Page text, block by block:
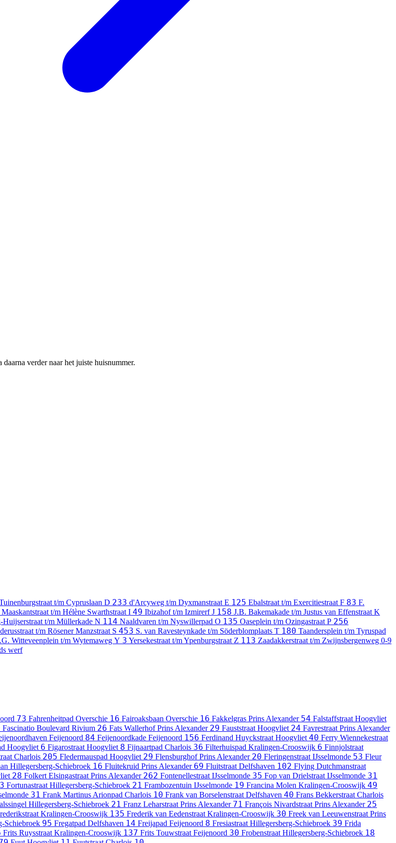
verder naar het juiste huisnummer.
t/m Cypruslaan D 233 d'Arcyweg t/m Dyxmanstraat E 125 Ebalstraat t/m Exercitiestraat F 83 F.
t/m Hélène Swarthstraat I 49 Ibizahof t/m IzmirerfJ 158 J.B. Bakemakade t/m Justus van Effenstraat K
t/m Müllerkade N 114 Naaldvaren t/m Nyswillerpad O 135 Oaseplein t/m Ozingastraat P 256
t/m Rösener Manzstraat S 453 S. van Ravesteynkade t/m Söderblomplaats T 180 Taandersplein t/m Tyruspad
Witteveenplein t/m Wytemaweg Y 3 Yersekestraat t/m Ypenburgstraat Z 113 Zaadakkerstraat t/m Zwijnsbergenweg 0-9
werf
73 Fahrenheitpad Overschie 16 Fairoaksbaan Overschie 16 Fakkelgras Prins Alexander 54 Falstaffstraat Hoogvliet
Fascinatio Boulevard Rivium 26 Fats Wallerhof Prins Alexander 29 Fauststraat Hoogvliet 24 Favrestraat Prins Alexander
Feijenoord 84 Feijenoordkade Feijenoord 156 Ferdinand Huyckstraat Hoogvliet 40 Ferry Wiennekestraat
Hoogvliet 6 Figarostraat Hoogvliet 8 Fijnaartpad Charlois 36 Filterhuispad Kralingen-Crooswijk 6 Finnjolstraat
Charlois 205 Fledermauspad Hoogvliet 29 Flensburghof Prins Alexander 20 Fleringenstraat IJsselmonde 53 Fleur
Hillegersberg-Schiebroek 16 Fluitekruid Prins Alexander 69 Fluitstraat Delfshaven 102 Flying Dutchmanstraat
28 Folkert Elsingastraat Prins Alexander 262 Fontenellestraat IJsselmonde 35 Fop van Drielstraat IJsselmonde 31
3 Fortunastraat Hillegersberg-Schiebroek 21 Frambozentuin IJsselmonde 19 Francina Molen Kralingen-Crooswijk 49
31 Frank Martinus Arionpad Charlois 10 Frank van Borselenstraat Delfshaven 40 Frans Bekkerstraat Charlois
Hillegersberg-Schiebroek 21 Franz Leharstraat Prins Alexander 71 François Nivardstraat Prins Alexander 25
Kralingen-Crooswijk 135 Frederik van Eedenstraat Kralingen-Crooswijk 30 Freek van Leeuwenstraat Prins
Schiebroek 95 Fregatpad Delfshaven 14 Freijapad Feijenoord 8 Fresiastraat Hillegersberg-Schiebroek 39 Frida
Frits Ruysstraat Kralingen-Crooswijk 137 Frits Touwstraat Feijenoord 30 Frobenstraat Hillegersberg-Schiebroek 18